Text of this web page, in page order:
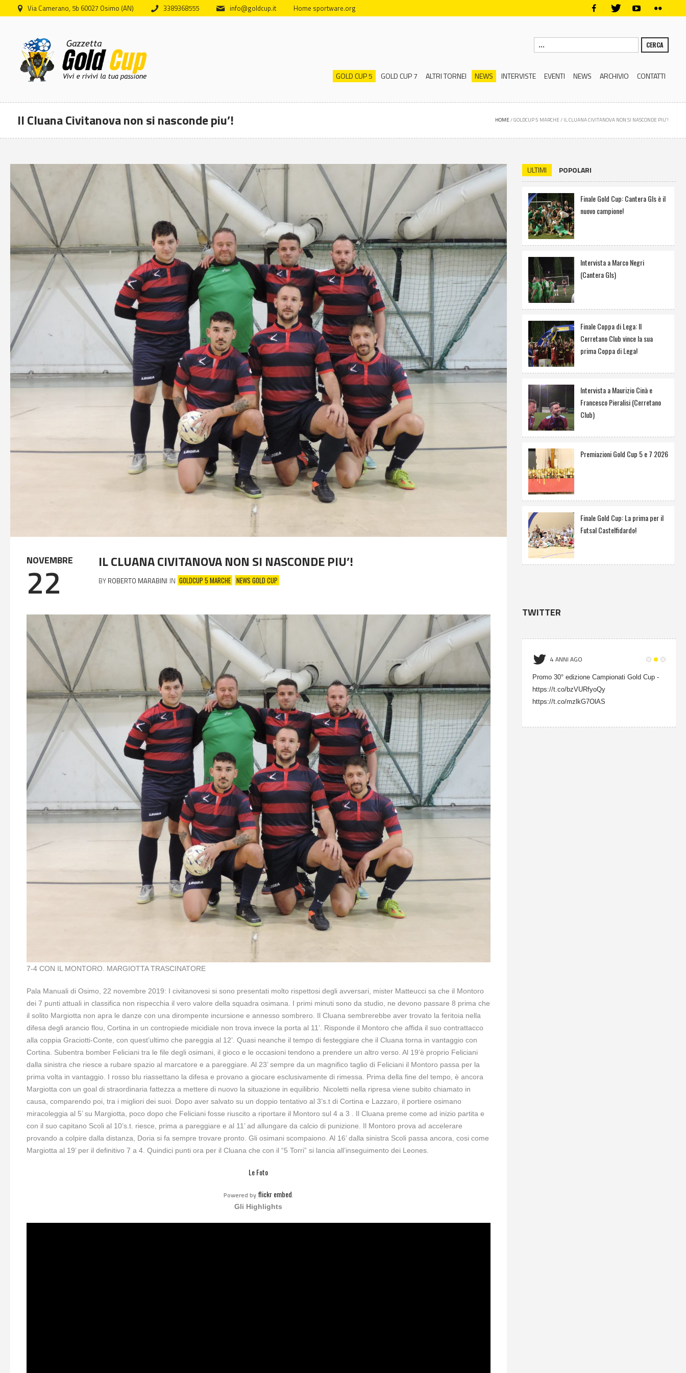
Via Camerano, 5b 60027 Osimo (AN) 3389368555 info@goldcup.it Home sportware.org
CERCA
GOLD CUP 5 GOLD CUP 7 ALTRI TORNEI NEWS INTERVISTE EVENTI NEWS ARCHIVIO CONTATTI
Il Cluana Civitanova non si nasconde piu’! HOME/GOLDCUP 5 MARCHE/ IL CLUANA CIVITANOVA NON SI NASCONDE PIU’!
NOVEMBRE
22 IL CLUANA CIVITANOVA NON SI NASCONDE PIU’!
BY ROBERTO MARABINI IN GOLDCUP 5 MARCHE NEWS GOLD CUP
7-4 CON IL MONTORO. MARGIOTTA TRASCINATORE
Pala Manuali di Osimo, 22 novembre 2019: I civitanovesi si sono presentati molto rispettosi degli avversari, mister Matteucci sa che il Montoro
dei 7 punti attuali in classifica non rispecchia il vero valore della squadra osimana. I primi minuti sono da studio, ne devono passare 8 prima che
il solito Margiotta non apra le danze con una dirompente incursione e annesso sombrero. Il Cluana sembrerebbe aver trovato la feritoia nella
difesa degli arancio flou, Cortina in un contropiede micidiale non trova invece la porta al 11’. Risponde il Montoro che affida il suo contrattacco
alla coppia Graciotti-Conte, con quest’ultimo che pareggia al 12’. Quasi neanche il tempo di festeggiare che il Cluana torna in vantaggio con
Cortina. Subentra bomber Feliciani tra le file degli osimani, il gioco e le occasioni tendono a prendere un altro verso. Al 19’è proprio Feliciani
dalla sinistra che riesce a rubare spazio al marcatore e a pareggiare. Al 23’ sempre da un magnifico taglio di Feliciani il Montoro passa per la
prima volta in vantaggio. I rosso blu riassettano la difesa e provano a giocare esclusivamente di rimessa. Prima della fine del tempo, è ancora
Margiotta con un goal di straordinaria fattezza a mettere di nuovo la situazione in equilibrio. Nicoletti nella ripresa viene subito chiamato in
causa, comparendo poi, tra i migliori dei suoi. Dopo aver salvato su un doppio tentativo al 3’s.t di Cortina e Lazzaro, il portiere osimano
miracoleggia al 5’ su Margiotta, poco dopo che Feliciani fosse riuscito a riportare il Montoro sul 4 a 3 . Il Cluana preme come ad inizio partita e
con il suo capitano Scoli al 10’s.t. riesce, prima a pareggiare e al 11’ ad allungare da calcio di punizione. Il Montoro prova ad accelerare
provando a colpire dalla distanza, Doria si fa sempre trovare pronto. Gli osimani scompaiono. Al 16’ dalla sinistra Scoli passa ancora, cosi come
Margiotta al 19’ per il definitivo 7 a 4. Quindici punti ora per il Cluana che con il “5 Torri” si lancia all’inseguimento dei Leones.
Le Foto
Powered by flickr embed.
Gli Highlights
ULTIMI POPOLARI
Finale Gold Cup: Cantera Gls è il
nuovo campione!
Intervista a Marco Negri
(Cantera Gls)
Finale Coppa di Lega: Il
Cerretano Club vince la sua
prima Coppa di Lega!
Intervista a Maurizio Cinà e
Francesco Pieralisi (Cerretano
Club)
Premiazioni Gold Cup 5 e 7 2026
Finale Gold Cup: La prima per il
Futsal Castelfidardo!
TWITTER
4 ANNI AGO
Promo 30° edizione Campionati Gold Cup -
https://t.co/v0eGzumIC0
https://t.co/QEVUhLFnKn
4 ANNI AGO
Promo 30° edizione Campionati Gold Cup -
https://t.co/bzVURfyoQy
https://t.co/mzlkG7OlAS